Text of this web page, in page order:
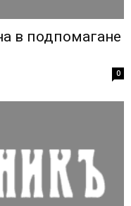
в подпомагане
0